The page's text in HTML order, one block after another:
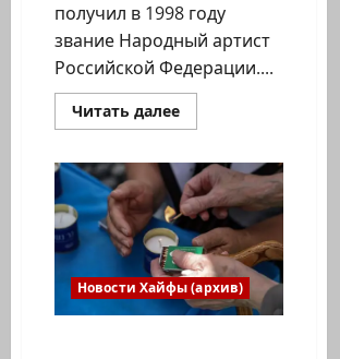
получил в 1998 году
звание Народный артист
Российской Федерации....
Читать далееПрочитать
больше
Хайт.
Евреи,
русские
таланты…
Новости Хайфы (архив)